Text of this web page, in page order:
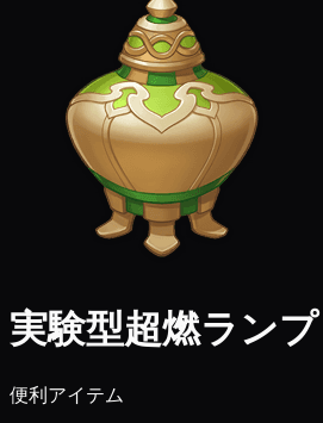
実験型超燃ランプ
便利アイテム